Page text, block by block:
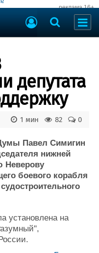
реклама 16+
площадка
флота
депутата
0
82
1 мин
Павел Симигин
нижней
Неверову
боевого корабля
установлена на